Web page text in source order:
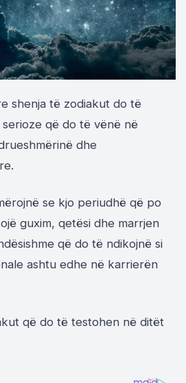
shenja të zodiakut do të
që do të vënë në
dhe
se kjo periudhë që po
guxim, qetësi dhe marrjen
që do të ndikojnë si
ashtu edhe në karrierën
që do të testohen në ditët